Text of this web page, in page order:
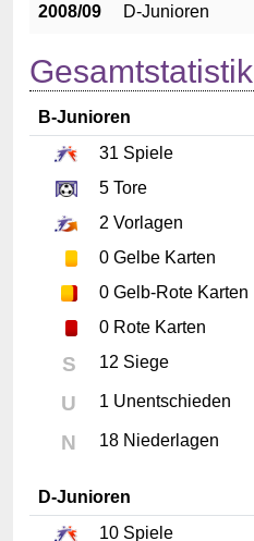
2008/09 D-Junioren
Gesamtstatistik
B-Junioren
31 Spiele
5 Tore
2 Vorlagen
0 Gelbe Karten
0 Gelb-Rote Karten
0 Rote Karten
S 12 Siege
U 1 Unentschieden
N 18 Niederlagen
D-Junioren
10 Spiele